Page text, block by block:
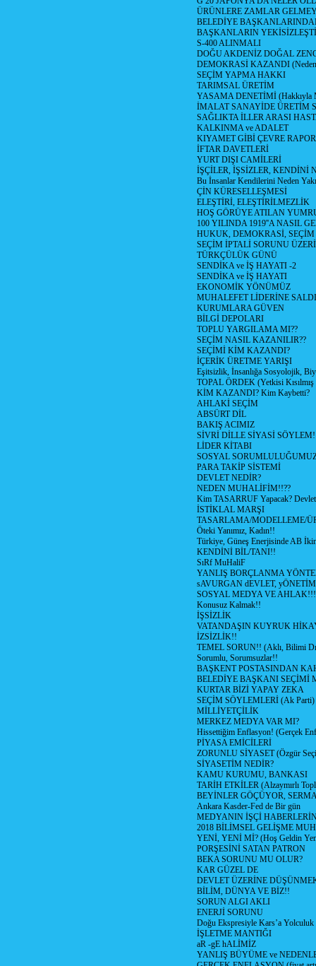
ÜRÜNLERE ZAMLAR
BELEDİYE
BAŞKANLARIN
S-400 ALINMALI
DOĞU AKDENİZ DOĞAL
DEMOKRASİ KAZANDI (Neden
SEÇİM YAPMA HAKKI
TARIMSAL ÜRETİM
YASAMA DENETİMİ (Hakkıyla
İMALAT SANAYİDE ÜRETİM
SAĞLIKTA İLLER ARASI
KALKINMA ve ADALET
KIYAMET GİBİ ÇEVRE
İFTAR DAVETLERİ
YURT DIŞI CAMİLERİ
İŞÇİLER, İŞSİZLER, KENDİNİ
Bu İnsanlar Kendilerini Neden
ÇİN KÜRESELLEŞMESİ
ELEŞTİRİ, ELEŞTİRİLMEZLİK
HOŞ GÖRÜYE ATILAN
100 YILINDA 1919''A NASIL
HUKUK, DEMOKRASİ, SEÇİM
SEÇİM İPTALİ SORUNU
TÜRKÇÜLÜK GÜNÜ
SENDİKA ve İŞ HAYATI -2
SENDİKA ve İŞ HAYATI
EKONOMİK YÖNÜMÜZ
MUHALEFET LİDERİNE
KURUMLARA GÜVEN
BİLGİ DEPOLARI
TOPLU YARGILAMA MI??
SEÇİM NASIL KAZANILIR??
SEÇİMİ KİM KAZANDI?
İÇERİK ÜRETME YARIŞI
Eşitsizlik, İnsanlığa Sosyolojik,
TOPAL ÖRDEK (Yetkisi
KİM KAZANDI? Kim Kaybetti?
AHLAKİ SEÇİM
ABSÜRT DİL
BAKIŞ ACIMIZ
SİVRİ DİLLE SİYASİ
LİDER KİTABI
SOSYAL
PARA TAKİP SİSTEMİ
DEVLET NEDİR?
NEDEN MUHALİFİM!!??
Kim TASARRUF Yapacak? Devlet
İSTİKLAL MARŞI
TASARLAMA/MODELLEME/
Öteki Yanımız, Kadın!!
Türkiye, Güneş Enerjisinde AB
KENDİNİ BİL/TANI!!
SıRf MuHaliF
YANLIŞ BORÇLANMA
sAVURGAN dEVLET,
SOSYAL MEDYA VE AHLAK!!!
Konusuz Kalmak!!
İŞSİZLİK
VATANDAŞIN KUYRUK
İZSİZLİK!!
TEMEL SORUN!! (Aklı, Bilimi
Sorumlu, Sorumsuzlar!!
BAŞKENT POSTASINDAN
BELEDİYE BAŞKANI SEÇİMİ
KURTAR BİZİ YAPAY ZEKA
SEÇİM SÖYLEMLERİ (Ak Parti)
MİLLİYETÇİLİK
MERKEZ MEDYA VAR MI?
Hissettiğim Enflasyon! (Gerçek
PİYASA EMİCİLERİ
ZORUNLU SİYASET (Özgür
SİYASETİM NEDİR?
KAMU KURUMU, BANKASI
TARİH ETKİLER (Alzaymırlı
BEYİNLER GÖÇÜYOR,
Ankara Kasder-Fed de Bir gün
MEDYANIN İŞÇİ
2018 BİLİMSEL GELİŞME
YENİ, YENİ Mİ? (Hoş Geldin
PORŞESİNİ SATAN PATRON
BEKA SORUNU MU OLUR?
KAR GÜZEL DE
DEVLET ÜZERİNE
BİLİM, DÜNYA VE BİZ!!
SORUN ALGI AKLI
ENERJİ SORUNU
Doğu Ekspresiyle Kars’a Yolculuk
İŞLETME MANTIĞI
aR -gE hALİMİZ
YANLIŞ BÜYÜME ve